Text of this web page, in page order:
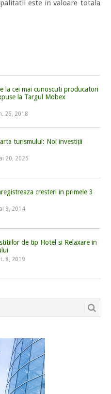
este in valoare totala
la cei mai cunoscuti producatori
la Targul Mobex
26, 2018
turismului: Noi investiții
20, 2025
cresteri in primele 3
9, 2014
de tip Hotel si Relaxare in
8, 2019